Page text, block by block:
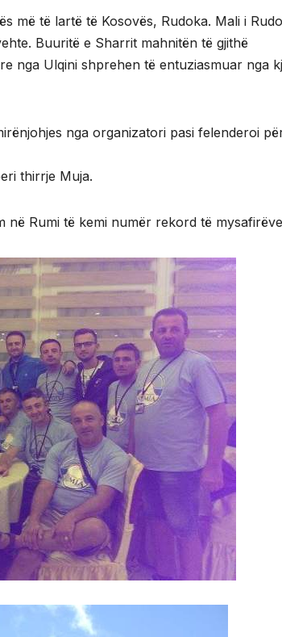
më të lartë të Kosovës, Rudoka. Mali i
Buuritë e Sharrit mahnitën të gjithë
nga Ulqini shprehen të entuziasmuar nga
nga organizatori pasi felenderoi
thirrje Muja.
në Rumi të kemi numër rekord të